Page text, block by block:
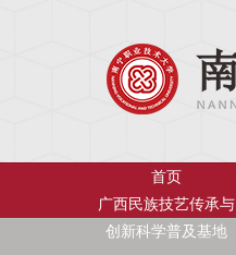
首页
广西民族技艺传承与
创新科学普及基地